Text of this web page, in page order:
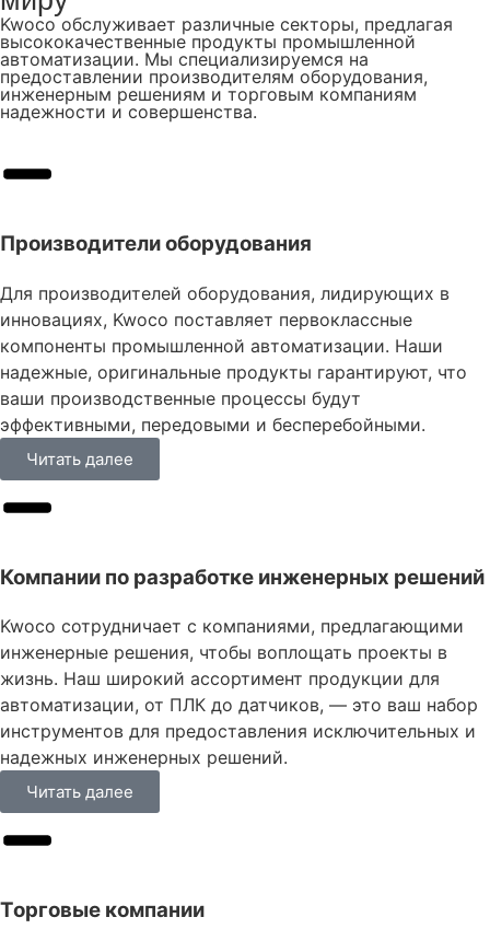
Kwoco обслуживает различные секторы, предлагая
высококачественные продукты промышленной
автоматизации. Мы специализируемся на
предоставлении производителям оборудования,
инженерным решениям и торговым компаниям
надежности и совершенства.
Производители оборудования
Для производителей оборудования, лидирующих в
инновациях, Kwoco поставляет первоклассные
компоненты промышленной автоматизации. Наши
надежные, оригинальные продукты гарантируют, что
ваши производственные процессы будут
эффективными, передовыми и бесперебойными.
Читать далее
Компании по разработке инженерных решений
Kwoco сотрудничает с компаниями, предлагающими
инженерные решения, чтобы воплощать проекты в
жизнь. Наш широкий ассортимент продукции для
автоматизации, от ПЛК до датчиков, — это ваш набор
инструментов для предоставления исключительных и
надежных инженерных решений.
Читать далее
Торговые компании